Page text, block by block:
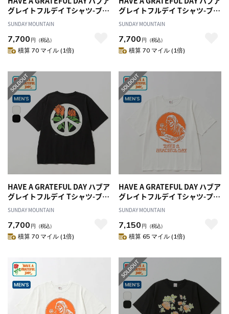
グレイトフルデイ Tシャツ-ブル
ーミングピース
SUNDAY MOUNTAIN
7,700 円 （税込）
積算 70 マイル (1倍)
グレイトフルデイ Tシャツ-ブル
ーミングピース
SUNDAY MOUNTAIN
7,700 円 （税込）
積算 70 マイル (1倍)
HAVE A GRATEFUL DAY ハブア
グレイトフルデイ Tシャツ-ブル
ーミングピース
SUNDAY MOUNTAIN
7,700 円 （税込）
積算 70 マイル (1倍)
HAVE A GRATEFUL DAY ハブア
グレイトフルデイ Tシャツ-プレ
イデッド
SUNDAY MOUNTAIN
7,150 円 （税込）
積算 65 マイル (1倍)